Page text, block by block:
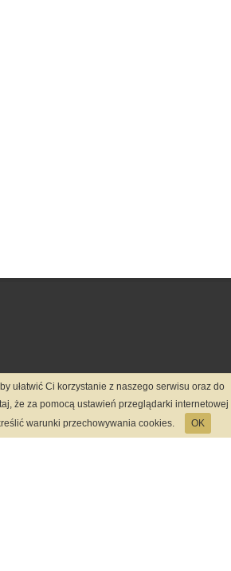
ułatwić Ci korzystanie z naszego serwisu oraz do
że za pomocą ustawień przeglądarki internetowej
warunki przechowywania cookies.
OK